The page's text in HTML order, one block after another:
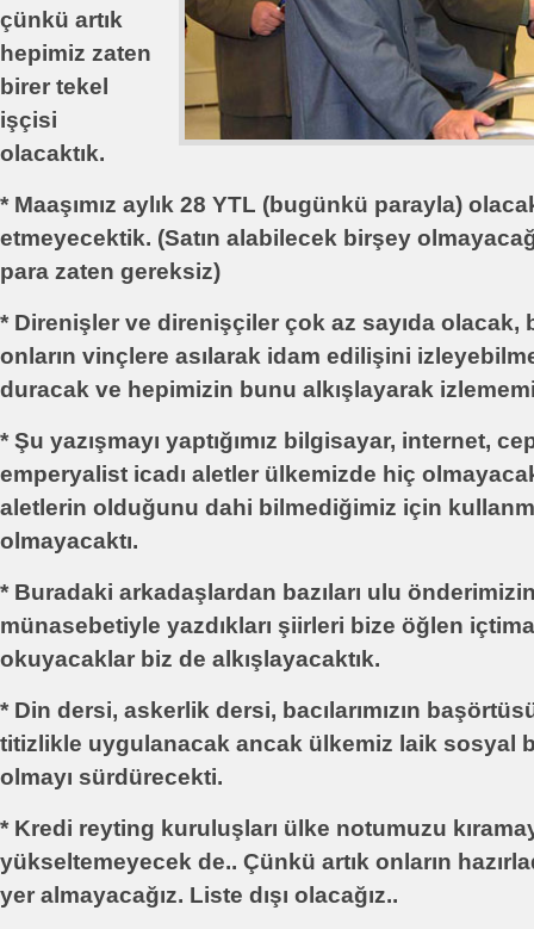
çünkü artık
hepimiz zaten
birer tekel
işçisi
olacaktık.
* Maaşımız aylık 28 YTL (bugünkü parayla)
etmeyecektik. (Satın alabilecek birşey
para zaten gereksiz)
* Direnişler ve direnişçiler çok az sayıda olacak,
onların vinçlere asılarak idam edilişini
duracak ve hepimizin bunu alkışlayarak
* Şu yazışmayı yaptığımız bilgisayar, internet,
emperyalist icadı aletler ülkemizde hiç
aletlerin olduğunu dahi bilmediğimiz için
olmayacaktı.
* Buradaki arkadaşlardan bazıları ulu
münasebetiyle yazdıkları şiirleri bize öğlen
okuyacaklar biz de alkışlayacaktık.
* Din dersi, askerlik dersi, bacılarımızın
titizlikle uygulanacak ancak ülkemiz laik sosyal
olmayı sürdürecekti.
* Kredi reyting kuruluşları ülke notumuzu
yükseltemeyecek de.. Çünkü artık onların
yer almayacağız. Liste dışı olacağız..